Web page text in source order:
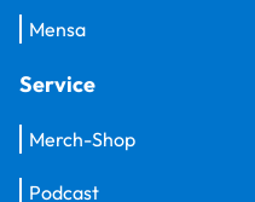
Mensa
Service
Merch-Shop
Podcast